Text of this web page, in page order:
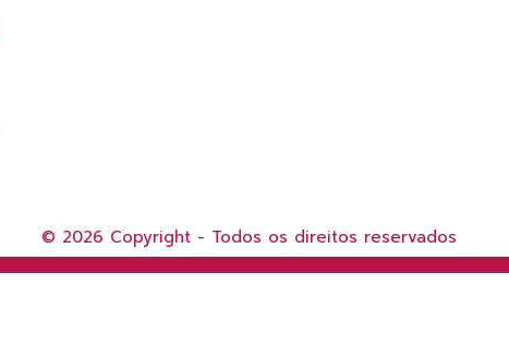
© 2026 Copyright - Todos os direitos reservados